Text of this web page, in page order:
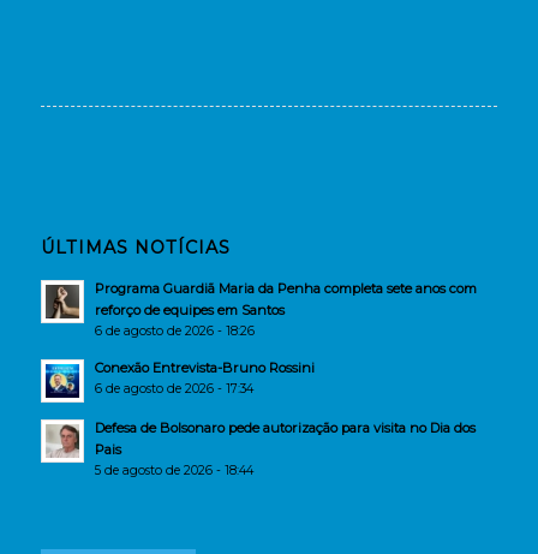
ÚLTIMAS NOTÍCIAS
Programa Guardiã Maria da Penha completa sete anos com
reforço de equipes em Santos
6 de agosto de 2026 - 18:26
Conexão Entrevista-Bruno Rossini
6 de agosto de 2026 - 17:34
Defesa de Bolsonaro pede autorização para visita no Dia dos
Pais
5 de agosto de 2026 - 18:44